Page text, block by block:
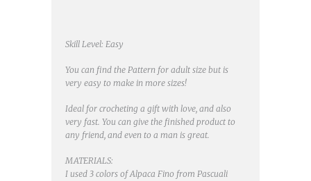
Skill Level: Easy
You can find the Pattern for adult size but is
very easy to make in more sizes!
Ideal for crocheting a gift with love, and also
very fast. You can give the finished product to
any friend, and even to a man is great.
MATERIALS:
I used 3 colors of Alpaca Fino from Pascuali